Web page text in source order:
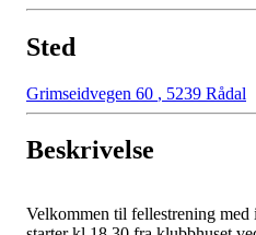
Sted
Grimseidvegen 60 , 5239 Rådal
Beskrivelse
Velkommen til fellestrening med